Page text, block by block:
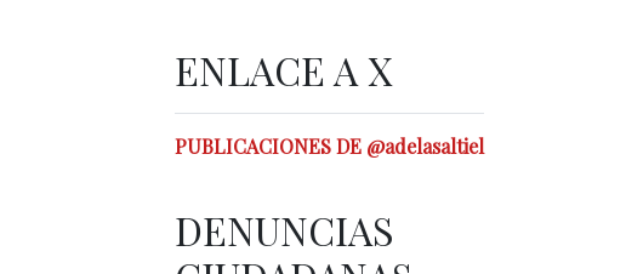
ENLACE A X
PUBLICACIONES DE @adelasaltiel
DENUNCIAS